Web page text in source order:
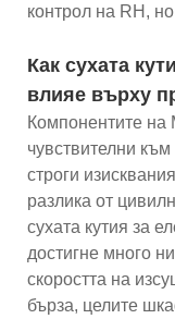
контрол на RH,
Как сухата
влияе върху
Компонентите на
чувствителни
строги
разлика от
сухата кутия за
достигне много
скоростта на
бърза, целите